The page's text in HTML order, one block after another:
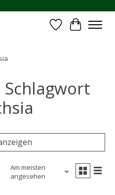
Wunschzettel
Ihr
Am meisten
angesehen